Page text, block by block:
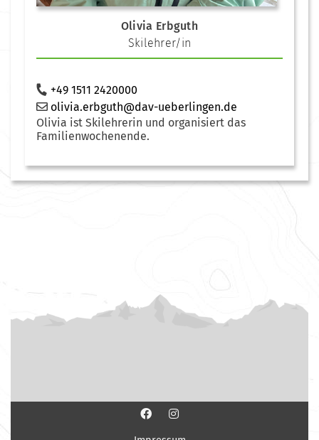
Olivia Erbguth
Skilehrer/in
+49 1511 2420000
olivia.erbguth@dav-ueberlingen.de
Olivia ist Skilehrerin und organisiert das
Familienwochenende.